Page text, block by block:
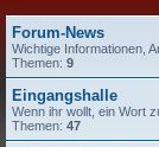
Forum-News
Wichtige Informationen,
Themen: 9
Eingangshalle
Wenn ihr wollt, ein Wort
Themen: 47